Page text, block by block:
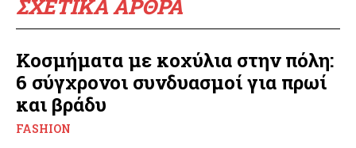
ΣΧΕΤΙΚΑ ΑΡΘΡΑ
Κοσμήματα με κοχύλια στην πόλη:
6 σύγχρονοι συνδυασμοί για πρωί
και βράδυ
FASHION